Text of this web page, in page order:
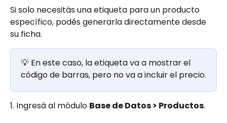
Si solo necesitás una etiqueta para un producto
específico, podés generarla directamente desde
su ficha.
💡 En este caso, la etiqueta va a mostrar el
código de barras, pero no va a incluir el precio.
1. Ingresá al módulo Base de Datos > Productos.